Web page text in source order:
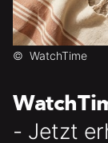
© WatchTime
- Jetzt